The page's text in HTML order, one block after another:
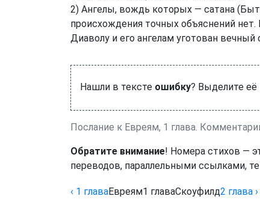
2) Ангелы, вождь которых — сатана (Быт
происхождения точных объяснений
Диаволу и его ангелам уготован вечный
Нашли в тексте ошибку? Выделите её
Послание к Евреям, 1 глава.
Обратите внимание! Номера стихов —
переводов, параллельными ссылками,
‹ 1 главаЕвреям1 главаСкоуфилд2 глава ›